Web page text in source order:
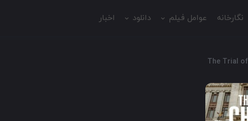
نگارخانه عوامل فیلم دانلود اخبار